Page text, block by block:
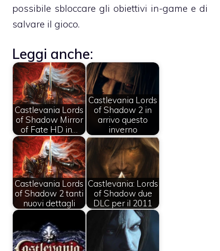
possibile sbloccare gli obiettivi in-game e di
salvare il gioco.
Leggi anche:
Castlevania Lords
of Shadow Mirror
of Fate HD in…
Castlevania Lords
of Shadow 2 in
arrivo questo
inverno
Castlevania Lords
of Shadow 2 tanti
nuovi dettagli
Castlevania: Lords
of Shadow due
DLC per il 2011